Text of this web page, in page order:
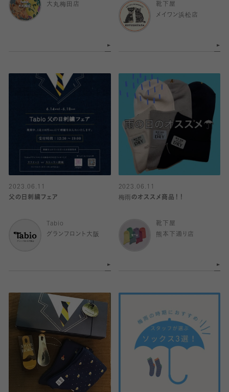
大丸梅田店
靴下屋
メイワン浜松店
2023.06.11
父の日刺繍フェア
Tabio
グランフロント大阪
2023.06.11
梅雨のオススメ商品！！
靴下屋
熊本下通り店